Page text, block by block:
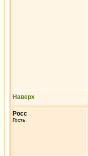
Наверх
Росс
Гость